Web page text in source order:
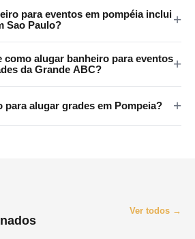
medem 2x1,20m com encaixes em 4
Certificadas para eventos
para eventos em pompéia inclui
Sao Paulo?
Pompeia e regiao
como alugar banheiro para eventos
da Grande ABC?
disponibilidade pelo WhatsApp.
para alugar grades em Pompeia?
Ver todos →